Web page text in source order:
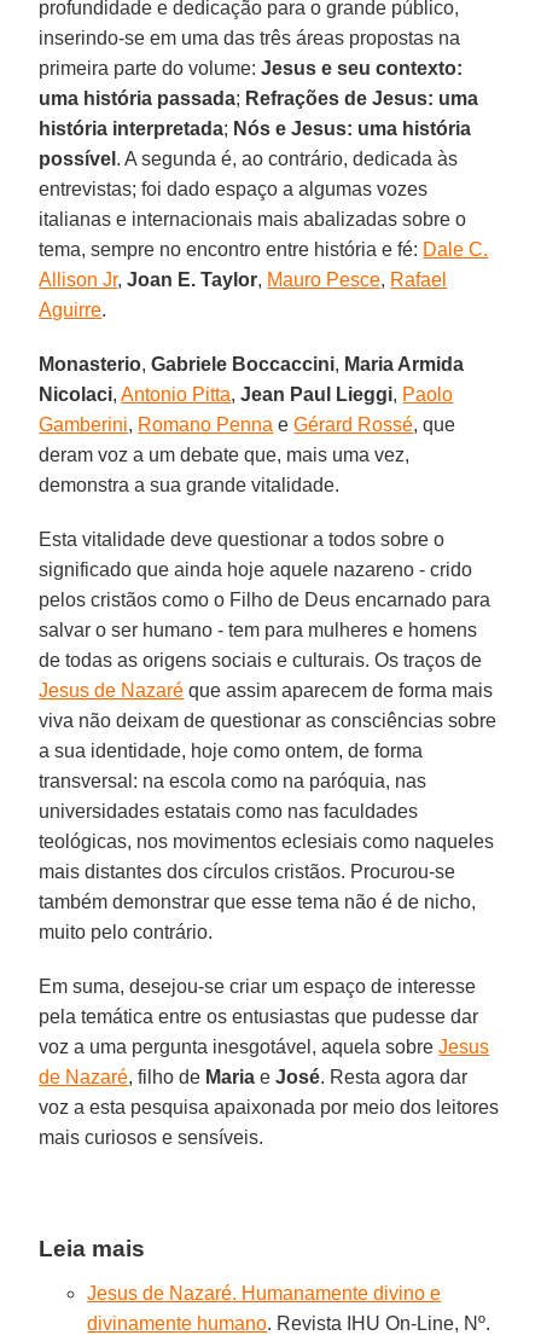
profundidade e dedicação para o grande público,
inserindo-se em uma das três áreas propostas na
primeira parte do volume:Jesus e seu contexto:
uma história passada; Refrações de Jesus: uma
história interpretada; Nós e Jesus: uma história
possível . A segunda é, ao contrário, dedicada às
entrevistas; foi dado espaço a algumas vozes
italianas e internacionais mais abalizadas sobre o
tema, sempre no encontro entre história e fé: Dale C.
Allison Jr,Joan E. Taylor, Mauro Pesce, Rafael
Aguirre.
Monasterio,Gabriele Boccaccini, Maria Armida
Nicolaci,Antonio Pitta,Jean Paul Lieggi, Paolo
Gamberini, Romano Penna eGérard Rossé, que
deram voz a um debate que, mais uma vez,
demonstra a sua grande vitalidade.
Esta vitalidade deve questionar a todos sobre o
significado que ainda hoje aquele nazareno - crido
pelos cristãos como o Filho de Deus encarnado para
salvar o ser humano - tem para mulheres e homens
de todas as origens sociais e culturais. Os traços de
Jesus de Nazaré que assim aparecem de forma mais
viva não deixam de questionar as consciências sobre
a sua identidade, hoje como ontem, de forma
transversal: na escola como na paróquia, nas
universidades estatais como nas faculdades
teológicas, nos movimentos eclesiais como naqueles
mais distantes dos círculos cristãos. Procurou-se
também demonstrar que esse tema não é de nicho,
muito pelo contrário.
Em suma, desejou-se criar um espaço de interesse
pela temática entre os entusiastas que pudesse dar
voz a uma pergunta inesgotável, aquela sobreJesus
de Nazaré, filho de Maria eJosé. Resta agora dar
voz a esta pesquisa apaixonada por meio dos leitores
mais curiosos e sensíveis.
Leia mais
Jesus de Nazaré. Humanamente divino e
divinamente humano. Revista IHU On-Line, Nº.